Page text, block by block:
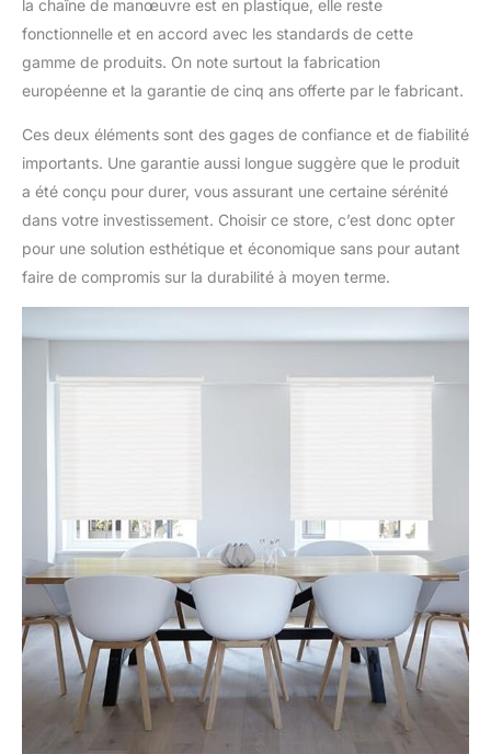
la chaîne de manœuvre est en plastique, elle reste
fonctionnelle et en accord avec les standards de cette
gamme de produits. On note surtout la fabrication
européenne et la garantie de cinq ans offerte par le fabricant.
Ces deux éléments sont des gages de confiance et de fiabilité
importants. Une garantie aussi longue suggère que le produit
a été conçu pour durer, vous assurant une certaine sérénité
dans votre investissement. Choisir ce store, c’est donc opter
pour une solution esthétique et économique sans pour autant
faire de compromis sur la durabilité à moyen terme.